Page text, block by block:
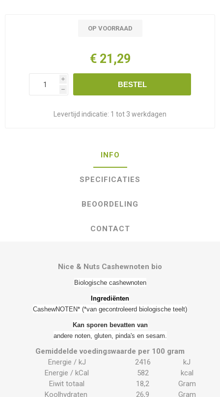
OP VOORRAAD
€ 21,29
i
h
BESTEL
Levertijd indicatie: 1 tot 3 werkdagen
INFO
SPECIFICATIES
BEOORDELING
CONTACT
Nice & Nuts Cashewnoten bio
Biologische cashewnoten
Ingrediënten
CashewNOTEN* (*van gecontroleerd biologische teelt)
Kan sporen bevatten van
andere noten, gluten, pinda's en sesam.
Gemiddelde voedingswaarde per 100 gram
Energie / kJ
2416
kJ
Energie / kCal
582
kcal
Eiwit totaal
18,2
Gram
Koolhydraten
26,9
Gram